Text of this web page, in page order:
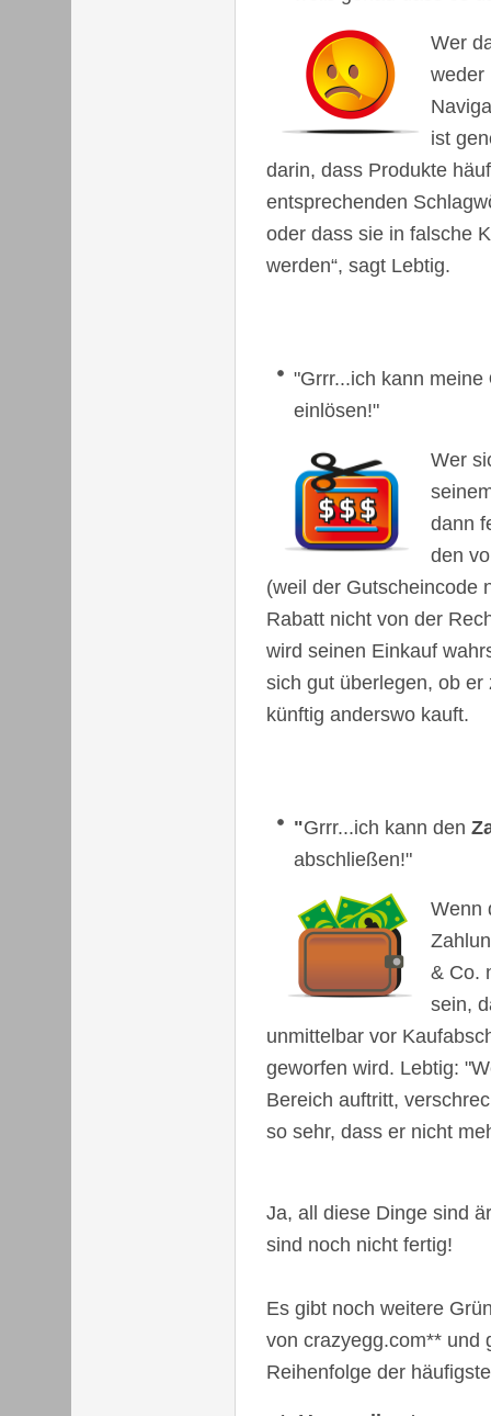
Wer
weder
ist
darin, dass Produkte
entsprechenden
oder dass sie in falsche
werden“, sagt Lebtig.
"Grrr...ich kann meine
einlösen!"
Wer
dann
den
(weil der Gutscheincode
Rabatt nicht von der
wird seinen Einkauf
sich gut überlegen, ob
künftig anderswo kauft.
"Grrr...ich kann den
abschließen!"
Wenn
& Co.
sein,
unmittelbar vor
geworfen wird. Lebtig:
Bereich auftritt,
so sehr, dass er nicht
Ja, all diese Dinge sind
sind noch nicht fertig!
Es gibt noch weitere
von crazyegg.com** und
Reihenfolge der